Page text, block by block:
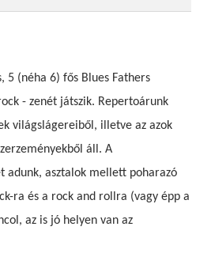
5 (néha 6) fős Blues Fathers
- zenét játszik. Repertoárunk
világslágereiből, illetve az azok
áll. A
adunk, asztalok mellett poharazó
ra és a rock and rollra (vagy épp a
az is jó helyen van az